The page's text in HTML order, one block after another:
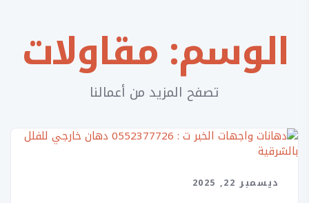
الوسم:مقاولات
تصفح المزيد من أعمالنا
ديسمبر 22, 2025